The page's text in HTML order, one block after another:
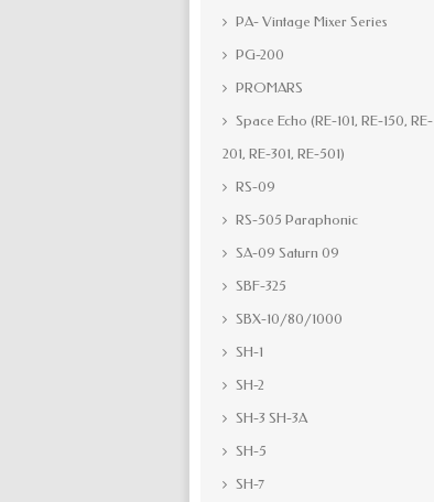
PA- Vintage Mixer Series
PG-200
PROMARS
Space Echo (RE-101, RE-150, RE-
201, RE-301, RE-501)
RS-09
RS-505 Paraphonic
SA-09 Saturn 09
SBF-325
SBX-10/80/1000
SH-1
SH-2
SH-3 SH-3A
SH-5
SH-7